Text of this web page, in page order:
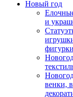
Новый год
и
фигурки
венки,